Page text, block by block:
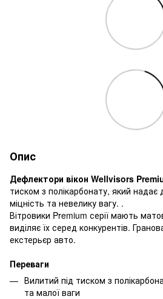
Опис
Дефлектори вікон Wellvisors
тиском з полікарбонату, який
міцність та невелику вагу. .
Вітровики Premium серії мають
виділяє їх серед конкурентів.
екстерьєр авто.
Переваги
Вилитий під тиском з
та малої ваги